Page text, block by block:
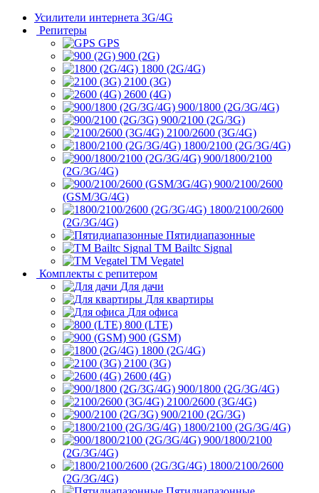
Усилители интернета 3G/4G
Репитеры
GPS
900 (2G)
1800 (2G/4G)
2100 (3G)
2600 (4G)
900/1800 (2G/3G/4G)
900/2100 (2G/3G)
2100/2600 (3G/4G)
1800/2100 (2G/3G/4G)
900/1800/2100
(2G/3G/4G)
900/2100/2600
(GSM/3G/4G)
1800/2100/2600
(2G/3G/4G)
Пятидиапазонные
ТМ Bailtc Signal
ТМ Vegatel
Комплекты с репитером
Для дачи
Для квартиры
Для офиса
800 (LTE)
900 (GSM)
1800 (2G/4G)
2100 (3G)
2600 (4G)
900/1800 (2G/3G/4G)
2100/2600 (3G/4G)
900/2100 (2G/3G)
1800/2100 (2G/3G/4G)
900/1800/2100
(2G/3G/4G)
1800/2100/2600
(2G/3G/4G)